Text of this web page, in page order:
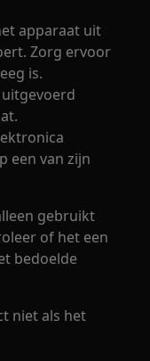
apparaat uit
Zorg ervoor
is.
een van zijn
gebruikt
of het een
bedoelde
niet als het